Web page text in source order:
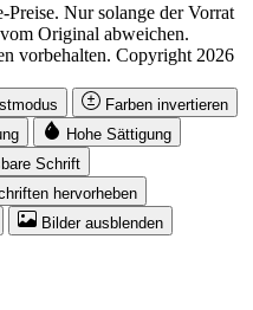
Preise. Nur solange der Vorrat
Original abweichen.
vorbehalten. Copyright 2026
Farben invertieren
Hohe Sättigung
Schrift
hervorheben
Bilder ausblenden